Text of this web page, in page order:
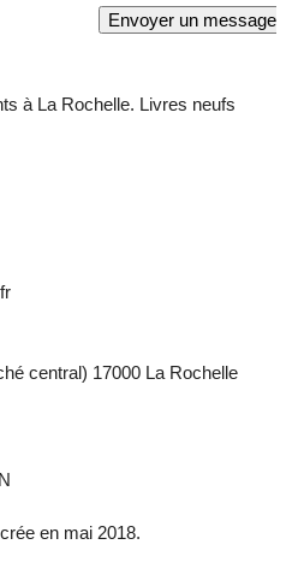
à La Rochelle. Livres neufs
central) 17000 La Rochelle
en mai 2018.